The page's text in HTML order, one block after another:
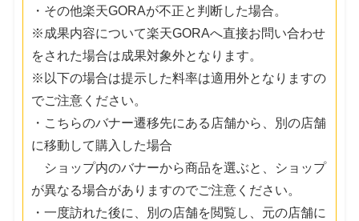
・その他楽天GORAが不正と判断した場合。
※成果内容について楽天GORAへ直接お問い合わせ
をされた場合は成果対象外となります。
※以下の場合は提示した料率は適用外となりますの
でご注意ください。
・こちらのバナー遷移先にある店舗から、別の店舗
に移動して購入した場合
ショップ内のバナーから商品を選ぶと、ショップ
が異なる場合がありますのでご注意ください。
・一度訪れた後に、別の店舗を閲覧し、元の店舗に